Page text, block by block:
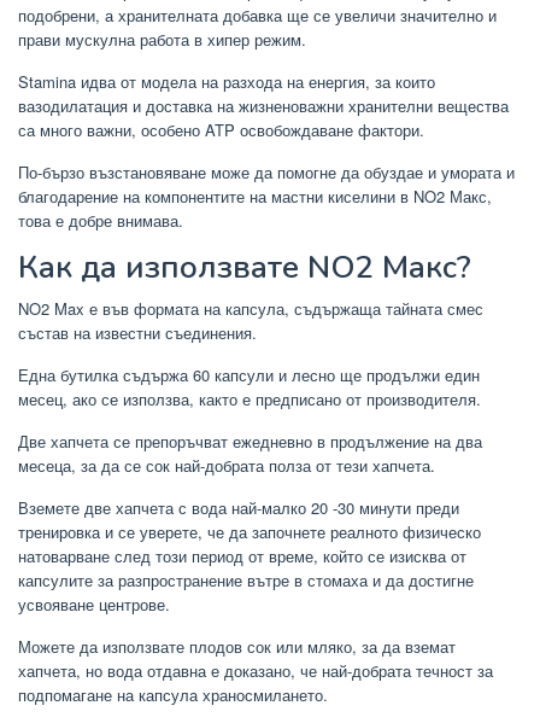
подобрени, а хранителната добавка ще се увеличи значително и
прави мускулна работа в хипер режим.
Stamina идва от модела на разхода на енергия, за които
вазодилатация и доставка на жизненоважни хранителни вещества
са много важни, особено ATP освобождаване фактори.
По-бързо възстановяване може да помогне да обуздае и умората и
благодарение на компонентите на мастни киселини в NO2 Макс,
това е добре внимава.
Как да използвате NO2 Макс?
NO2 Max е във формата на капсула, съдържаща тайната смес
състав на известни съединения.
Една бутилка съдържа 60 капсули и лесно ще продължи един
месец, ако се използва, както е предписано от производителя.
Две хапчета се препоръчват ежедневно в продължение на два
месеца, за да се сок най-добрата полза от тези хапчета.
Вземете две хапчета с вода най-малко 20 -30 минути преди
тренировка и се уверете, че да започнете реалното физическо
натоварване след този период от време, който се изисква от
капсулите за разпространение вътре в стомаха и да достигне
усвояване центрове.
Можете да използвате плодов сок или мляко, за да вземат
хапчета, но вода отдавна е доказано, че най-добрата течност за
подпомагане на капсула храносмилането.